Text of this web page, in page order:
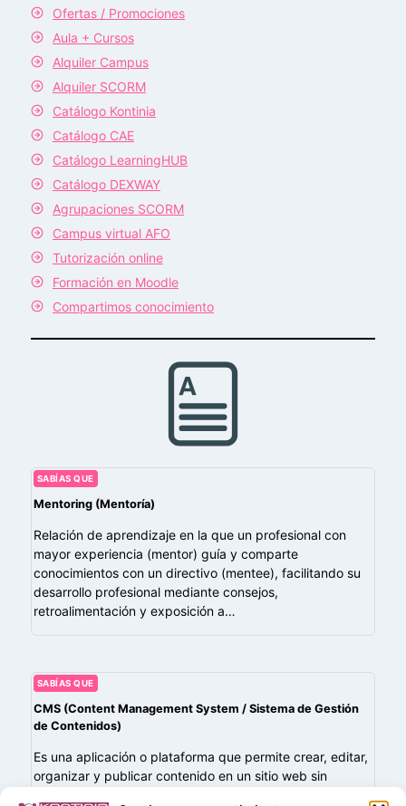
Ofertas / Promociones
Aula + Cursos
Alquiler Campus
Alquiler SCORM
Catálogo Kontinia
Catálogo CAE
Catálogo LearningHUB
Catálogo DEXWAY
Agrupaciones SCORM
Campus virtual AFO
Tutorización online
Formación en Moodle
Compartimos conocimiento
SABÍAS QUE
Mentoring (Mentoría)
Relación de aprendizaje en la que un profesional con
mayor experiencia (mentor) guía y comparte
conocimientos con un directivo (mentee), facilitando su
desarrollo profesional mediante consejos,
retroalimentación y exposición a…
SABÍAS QUE
CMS (Content Management System / Sistema de Gestión
de Contenidos)
Es una aplicación o plataforma que permite crear, editar,
organizar y publicar contenido en un sitio web sin